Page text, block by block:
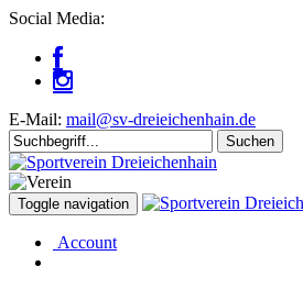
Social Media:
E-Mail: mail@sv-dreieichenhain.de
Toggle navigation
Account